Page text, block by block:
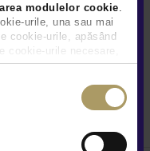
modulelor cookie
urile, una sau mai
cookie-urile, apăsând
cookie-urile necesare,
legislației în vigoare.